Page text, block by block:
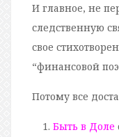
И главное, не
следственную
свое
“финансовой
Потому все
Быть в Доле